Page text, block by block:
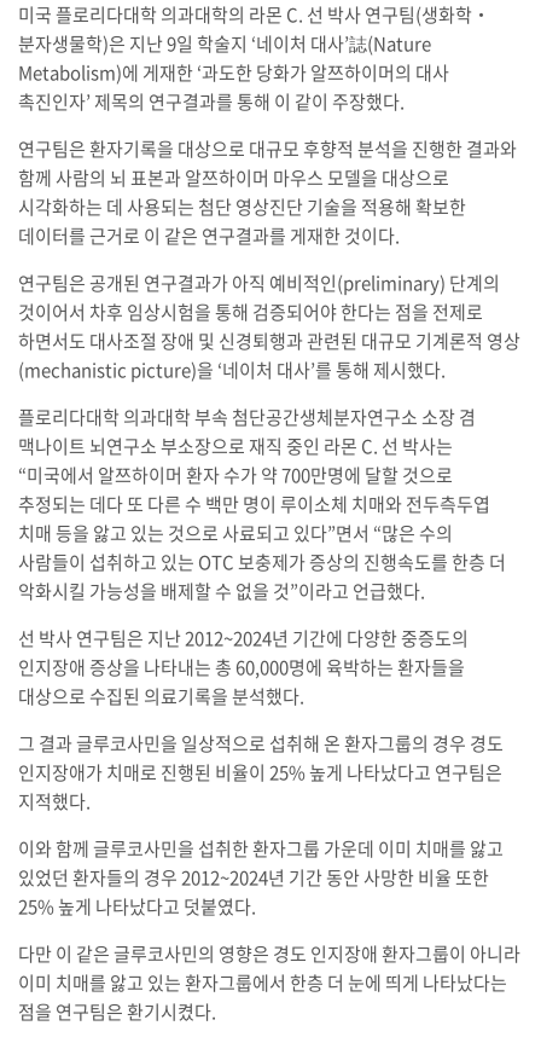
미국 플로리다대학 의과대학의 라몬 C. 선 박사 연구팀(생화학‧
분자생물학)은 지난 9일 학술지 ‘네이처 대사’誌(Nature
Metabolism)에 게재한 ‘과도한 당화가 알쯔하이머의 대사
촉진인자’ 제목의 연구결과를 통해 이 같이 주장했다.
연구팀은 환자기록을 대상으로 대규모 후향적 분석을 진행한 결과와
함께 사람의 뇌 표본과 알쯔하이머 마우스 모델을 대상으로
시각화하는 데 사용되는 첨단 영상진단 기술을 적용해 확보한
데이터를 근거로 이 같은 연구결과를 게재한 것이다.
연구팀은 공개된 연구결과가 아직 예비적인(preliminary) 단계의
것이어서 차후 임상시험을 통해 검증되어야 한다는 점을 전제로
하면서도 대사조절 장애 및 신경퇴행과 관련된 대규모 기계론적 영상
(mechanistic picture)을 ‘네이처 대사’를 통해 제시했다.
플로리다대학 의과대학 부속 첨단공간생체분자연구소 소장 겸
맥나이트 뇌연구소 부소장으로 재직 중인 라몬 C. 선 박사는
“미국에서 알쯔하이머 환자 수가 약 700만명에 달할 것으로
추정되는 데다 또 다른 수 백만 명이 루이소체 치매와 전두측두엽
치매 등을 앓고 있는 것으로 사료되고 있다”면서 “많은 수의
사람들이 섭취하고 있는 OTC 보충제가 증상의 진행속도를 한층 더
악화시킬 가능성을 배제할 수 없을 것”이라고 언급했다.
선 박사 연구팀은 지난 2012~2024년 기간에 다양한 중증도의
인지장애 증상을 나타내는 총 60,000명에 육박하는 환자들을
대상으로 수집된 의료기록을 분석했다.
그 결과 글루코사민을 일상적으로 섭취해 온 환자그룹의 경우 경도
인지장애가 치매로 진행된 비율이 25% 높게 나타났다고 연구팀은
지적했다.
이와 함께 글루코사민을 섭취한 환자그룹 가운데 이미 치매를 앓고
있었던 환자들의 경우 2012~2024년 기간 동안 사망한 비율 또한
25% 높게 나타났다고 덧붙였다.
다만 이 같은 글루코사민의 영향은 경도 인지장애 환자그룹이 아니라
이미 치매를 앓고 있는 환자그룹에서 한층 더 눈에 띄게 나타났다는
점을 연구팀은 환기시켰다.